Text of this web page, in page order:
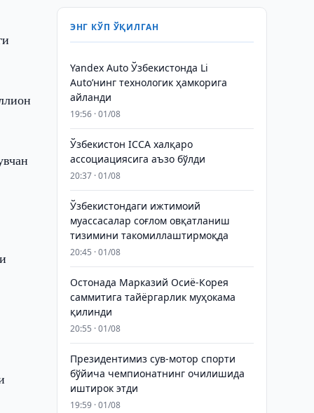
ЭНГ КЎП ЎҚИЛГАН
Yandex Auto Ўзбекистонда Li
Auto’нинг технологик ҳамкорига
айланди
19:56 · 01/08
Ўзбекистон ICCA халқаро
ассоциациясига аъзо бўлди
20:37 · 01/08
Ўзбекистондаги ижтимоий
муассасалар соғлом овқатланиш
тизимини такомиллаштирмоқда
20:45 · 01/08
Остонада Марказий Осиё-Корея
саммитига тайёргарлик муҳокама
қилинди
20:55 · 01/08
Президентимиз сув-мотор спорти
бўйича чемпионатнинг очилишида
иштирок этди
19:59 · 01/08